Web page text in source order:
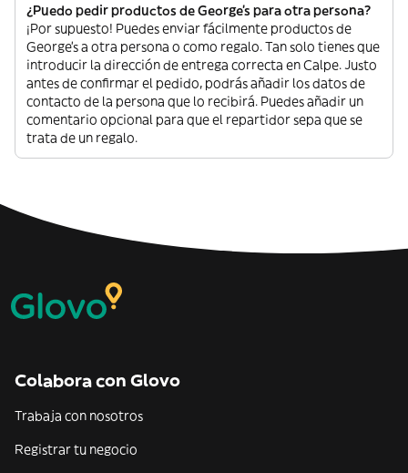
¿Puedo pedir productos de George's para otra persona?
¡Por supuesto! Puedes enviar fácilmente productos de
George's a otra persona o como regalo. Tan solo tienes que
introducir la dirección de entrega correcta en Calpe. Justo
antes de confirmar el pedido, podrás añadir los datos de
contacto de la persona que lo recibirá. Puedes añadir un
comentario opcional para que el repartidor sepa que se
trata de un regalo.
Colabora con Glovo
Trabaja con nosotros
Registrar tu negocio